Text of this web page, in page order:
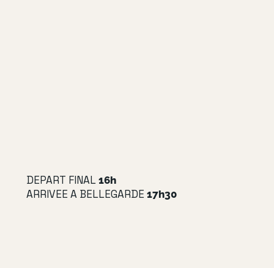
DEPART FINAL16h
ARRIVEE A BELLEGARDE17h30